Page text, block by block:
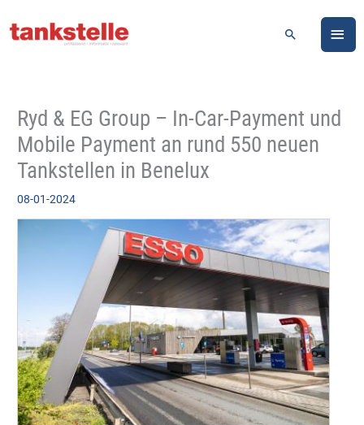
Inhalt
Suchen
Ryd & EG Group – In-Car-Payment und
Mobile Payment an rund 550 neuen
Tankstellen in Benelux
08-01-2024